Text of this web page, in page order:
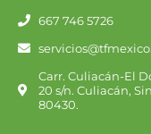
667 746 5726
Carr. Culiacán-El
20 s/n. Culiacán,
80430.